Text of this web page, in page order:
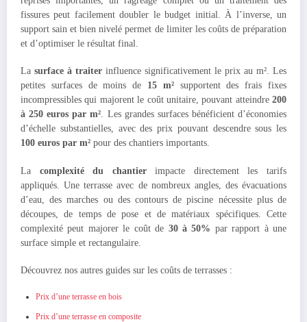
fissures peut facilement doubler le budget initial. À l’inverse, un
support sain et bien nivelé permet de limiter les coûts de préparation
et d’optimiser le résultat final.
La surface à traiter influence significativement le prix au m². Les
petites surfaces de moins de 15 m²supportent des frais fixes
incompressibles qui majorent le coût unitaire, pouvant atteindre 200
à 250 euros par m². Les grandes surfaces bénéficient d’économies
d’échelle substantielles, avec des prix pouvant descendre sous les
100 euros par m² pour des chantiers importants.
La complexité du chantierimpacte directement les tarifs
appliqués. Une terrasse avec de nombreux angles, des évacuations
d’eau, des marches ou des contours de piscine nécessite plus de
découpes, de temps de pose et de matériaux spécifiques. Cette
complexité peut majorer le coût de 30 à 50% par rapport à une
surface simple et rectangulaire.
Découvrez nos autres guides sur les coûts de terrasses :
Prix d’une terrasse en bois
Prix d’une terrasse en composite